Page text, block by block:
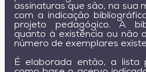
assinaturas que são, na sua
com a indicação
projeto pedagógico. A
quanto à existência ou não
número de exemplares
É elaborada então, a lista